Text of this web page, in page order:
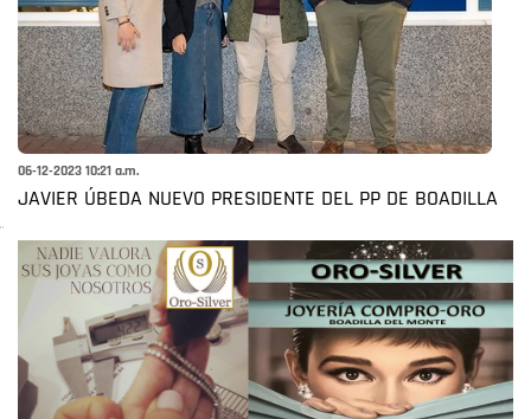
06-12-2023 10:21 a.m.
JAVIER ÚBEDA NUEVO PRESIDENTE DEL PP DE BOADILLA